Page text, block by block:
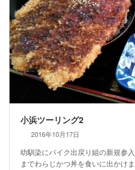
小浜ツーリング2
2016年10月17日
幼馴染にバイク出戻り組の新規参
までわらじかつ丼を食いに出かけ